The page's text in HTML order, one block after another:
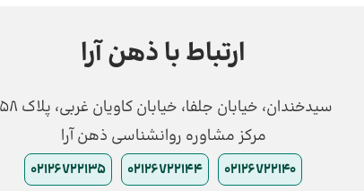
ارتباط با ذهن آرا
مرکز مشاوره روانشناسی ذهن آرا
02126722140
02126722144
02126722135